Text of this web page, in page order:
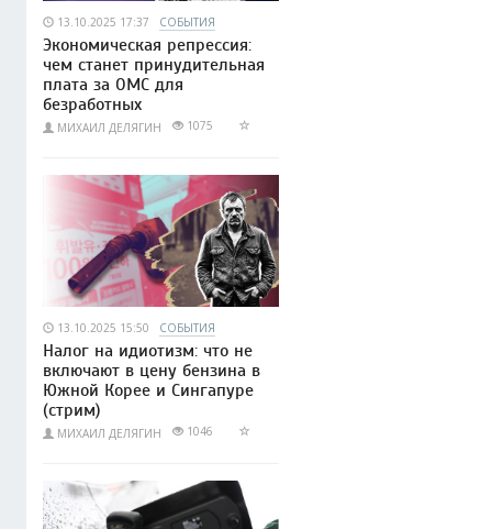
13.10.2025 17:37 СОБЫТИЯ
Экономическая репрессия:
чем станет принудительная
плата за ОМС для
безработных
МИХАИЛ ДЕЛЯГИН 1075
13.10.2025 15:50 СОБЫТИЯ
Налог на идиотизм: что не
включают в цену бензина в
Южной Корее и Сингапуре
(стрим)
МИХАИЛ ДЕЛЯГИН 1046